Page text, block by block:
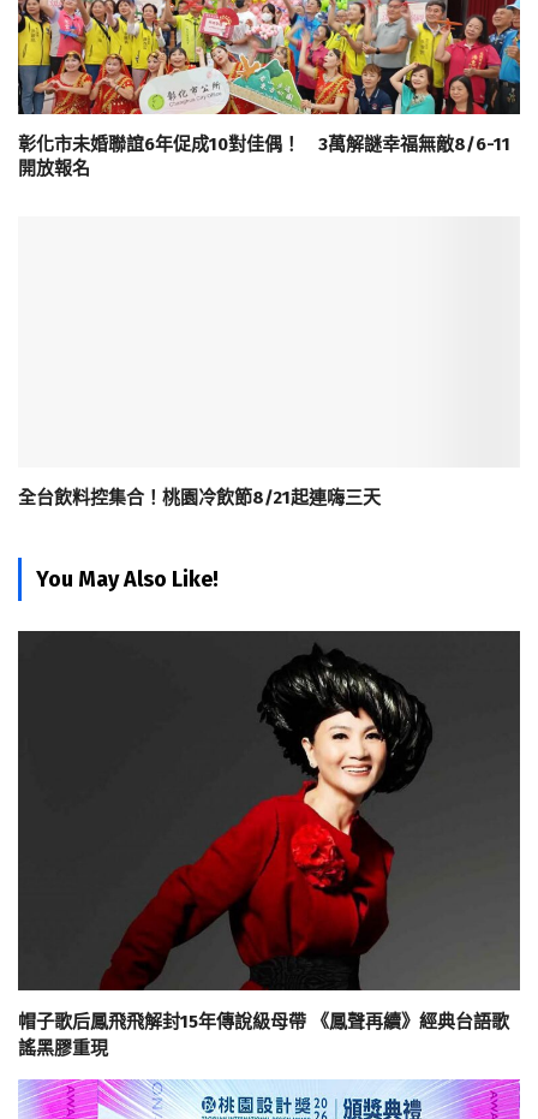
彰化市未婚聯誼6年促成10對佳偶！ 3萬解謎幸福無敵8/6-11
開放報名
全台飲料控集合！桃園冷飲節8/21起連嗨三天
You May Also Like!
帽子歌后鳳飛飛解封15年傳說級母帶 《鳳聲再續》經典台語歌
謠黑膠重現